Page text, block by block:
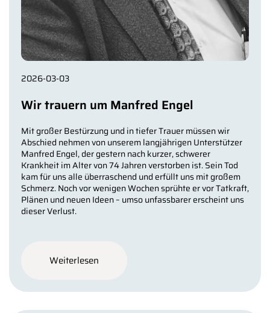
2026-03-03
Wir trauern um Manfred Engel
Mit großer Bestürzung und in tiefer Trauer müssen wir
Abschied nehmen von unserem langjährigen Unterstützer
Manfred Engel, der gestern nach kurzer, schwerer
Krankheit im Alter von 74 Jahren verstorben ist. Sein Tod
kam für uns alle überraschend und erfüllt uns mit großem
Schmerz. Noch vor wenigen Wochen sprühte er vor Tatkraft,
Plänen und neuen Ideen – umso unfassbarer erscheint uns
dieser Verlust.
Weiterlesen